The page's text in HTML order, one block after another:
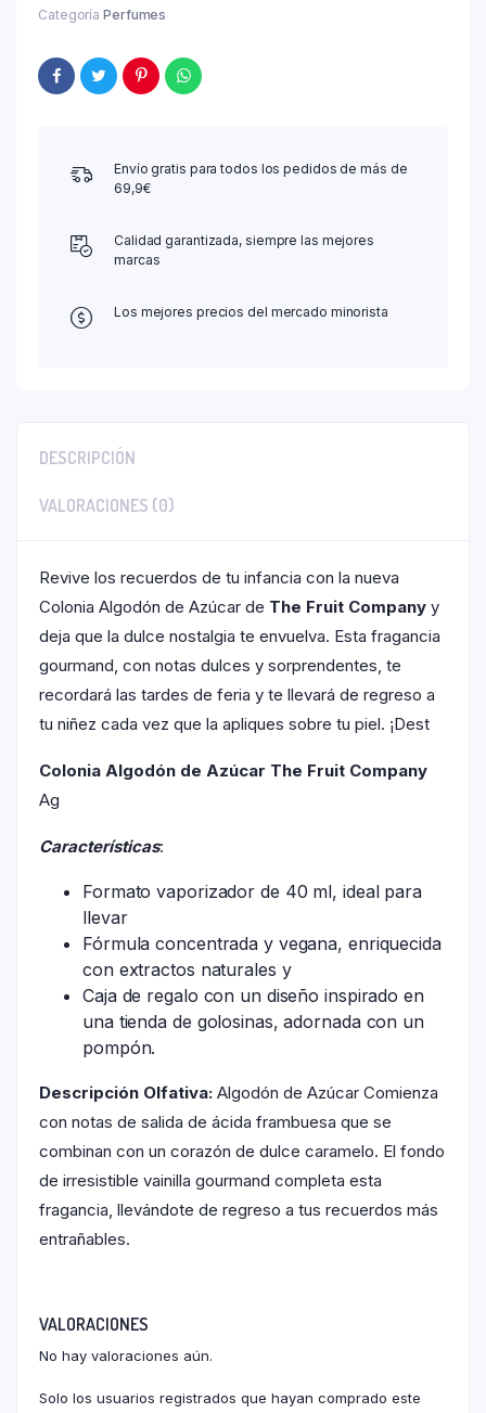
Categoría Perfumes
Envío gratis para todos los pedidos de más de
69,9€
Calidad garantizada, siempre las mejores
marcas
Los mejores precios del mercado minorista
DESCRIPCIÓN
VALORACIONES (0)
Revive los recuerdos de tu infancia con la nueva
Colonia Algodón de Azúcar de The Fruit Company y
deja que la dulce nostalgia te envuelva. Esta fragancia
gourmand, con notas dulces y sorprendentes, te
recordará las tardes de feria y te llevará de regreso a
tu niñez cada vez que la apliques sobre tu piel. ¡Dest
Colonia Algodón de Azúcar The Fruit Company
Ag
Características:
Formato vaporizador de 40 ml, ideal para
llevar
Fórmula concentrada y vegana, enriquecida
con extractos naturales y
Caja de regalo con un diseño inspirado en
una tienda de golosinas, adornada con un
pompón.
Descripción Olfativa: Algodón de Azúcar Comienza
con notas de salida de ácida frambuesa que se
combinan con un corazón de dulce caramelo. El fondo
de irresistible vainilla gourmand completa esta
fragancia, llevándote de regreso a tus recuerdos más
entrañables.
VALORACIONES
No hay valoraciones aún.
Solo los usuarios registrados que hayan comprado este